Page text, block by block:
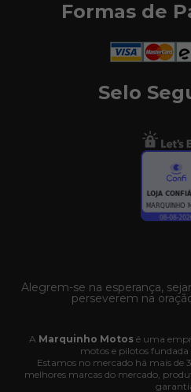
Formas de
Selo
Alegrem-se na esperança,
perseverem na
A Marquinho Motosé uma
motos e pilotos fundada
Estamos no mercado há mais de
melhores marcas do mercado,